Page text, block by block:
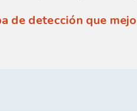
detección que